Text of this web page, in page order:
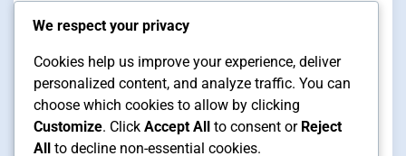
oponente, convirtiéndola en una herramienta valiosa
en la preparación para los partidos.
Por ejemplo, un equipo puede optar por desplegar un
mediocampista defensivo más fuerte en el rol central
cuando se enfrenta a un lado con un fuerte ataque,
We respect your privacy
Cookies help us improve your experience, deliver
personalized content, and analyze traffic. You can
choose which cookies to allow by clicking
Customize. Click Accept All to consent or Reject
All to decline non-essential cookies.